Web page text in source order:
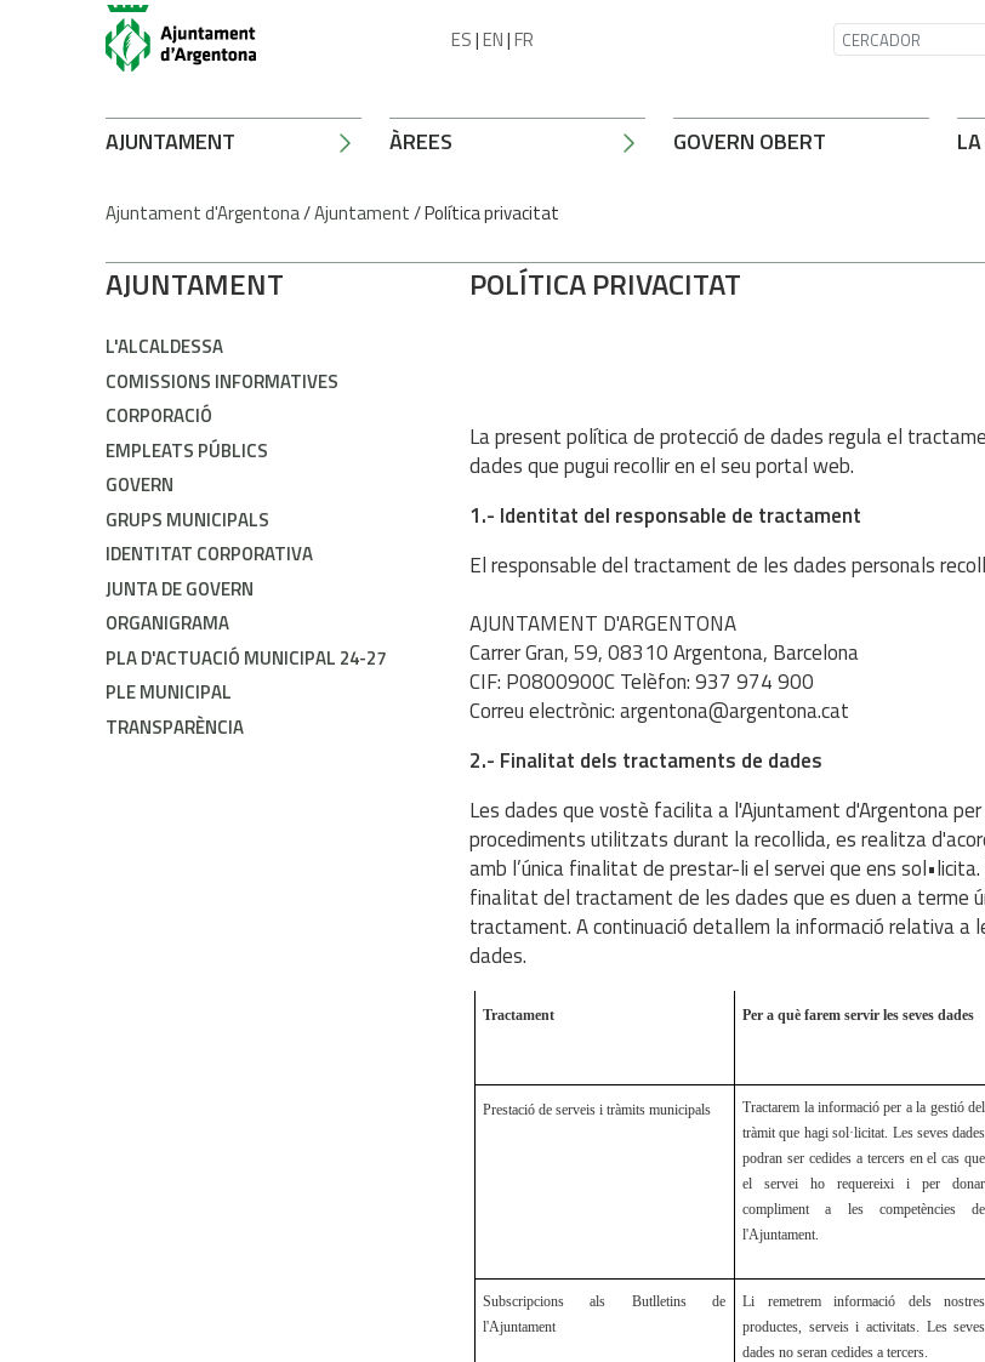
ES|EN|FR
AJUNTAMENT ÀREES GOVERN OBERT
Ajuntament d'Argentona/Ajuntament/Política privacitat
AJUNTAMENT
L'ALCALDESSA
COMISSIONS INFORMATIVES
CORPORACIÓ
EMPLEATS PÚBLICS
GOVERN
GRUPS MUNICIPALS
IDENTITAT CORPORATIVA
JUNTA DE GOVERN
ORGANIGRAMA
PLA D'ACTUACIÓ MUNICIPAL 24-27
PLE MUNICIPAL
TRANSPARÈNCIA
POLÍTICA PRIVACITAT
La present política de protecció de dades regula el
dades que pugui recollir en el seu portal web.
1.- Identitat del responsable de tractament
El responsable del tractament de les dades personals
AJUNTAMENT D'ARGENTONA
Carrer Gran, 59, 08310 Argentona, Barcelona
CIF: P0800900C Telèfon: 937 974 900
Correu electrònic: argentona@argentona.cat
2.- Finalitat dels tractaments de dades
Les dades que vostè facilita a l'Ajuntament d'Argentona
procediments utilitzats durant la recollida, es realitza
amb l’única finalitat de prestar-li el servei que ens
finalitat del tractament de les dades que es duen a terme
tractament. A continuació detallem la informació relativa
dades.
Tractament Per a què farem servir les seves dades
Prestació de serveis i tràmits municipals
Tractarem la informació per a la gestió del
tràmit que hagi sol·licitat. Les seves dades
podran ser cedides a tercers en el cas que
el servei ho requereixi i per donar
compliment a les competències de
l'Ajuntament.
Subscripcions als Butlletins de
l'Ajuntament
Li remetrem informació dels nostres
productes, serveis i activitats. Les seves
dades no seran cedides a tercers.